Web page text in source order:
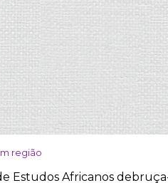
região
Estudos Africanos